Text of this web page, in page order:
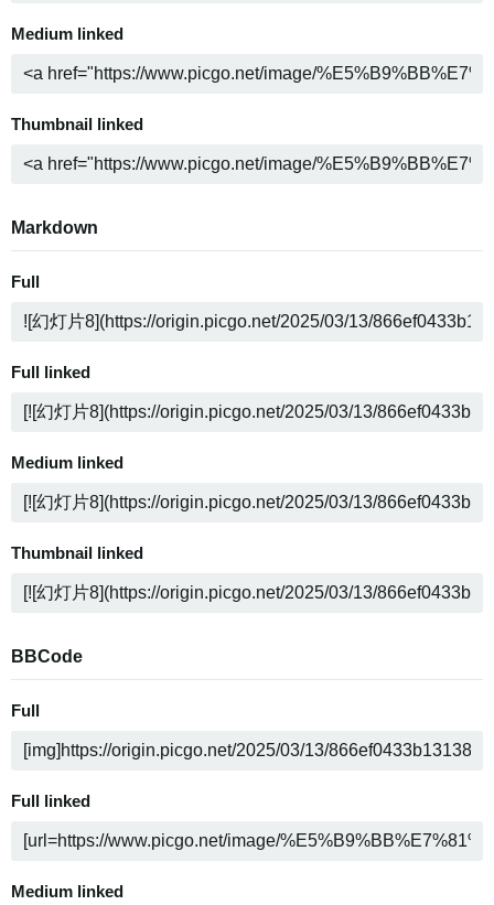
Medium linked
Thumbnail linked
Markdown
Full
Full linked
Medium linked
Thumbnail linked
BBCode
Full
Full linked
Medium linked